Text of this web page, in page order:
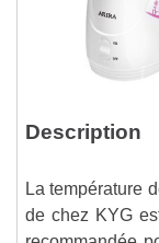
Description
La température
de chez KYG